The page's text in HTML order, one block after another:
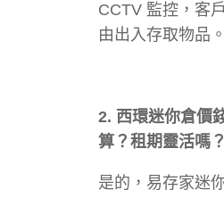
CCTV 監控，客
由出入存取物品。
2. 西環迷你倉價
算？租期靈活嗎？
是的，易存家迷